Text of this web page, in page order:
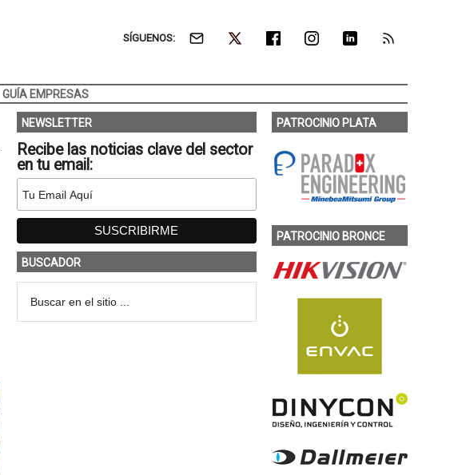
SÍGUENOS:
GUÍA EMPRESAS
NEWSLETTER
Recibe las noticias clave del sector
en tu email:
BUSCADOR
PATROCINIO PLATA
PATROCINIO BRONCE